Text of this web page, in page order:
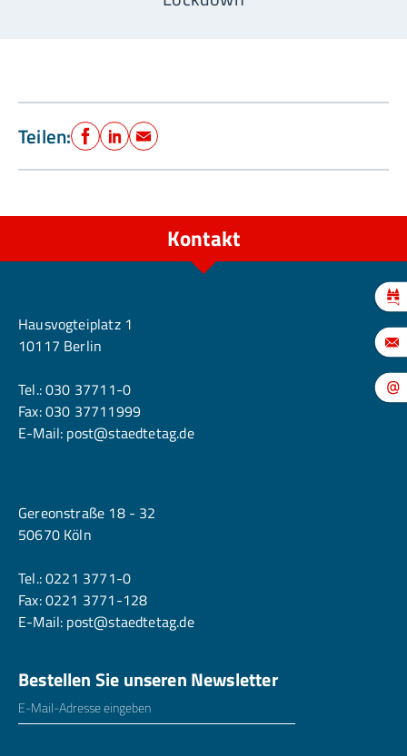
Teilen: Facebook
LinkedIn
E-Mail
Kontakt
Hausvogteiplatz 1
10117 Berlin
Tel.:030 37711-0
Fax: 030 37711999
E-Mail: post@staedtetag.de
Gereonstraße 18 - 32
50670 Köln
Tel.:0221 3771-0
Fax: 0221 3771-128
E-Mail: post@staedtetag.de
Bestellen Sie unseren Newsletter
E-Mailadresse